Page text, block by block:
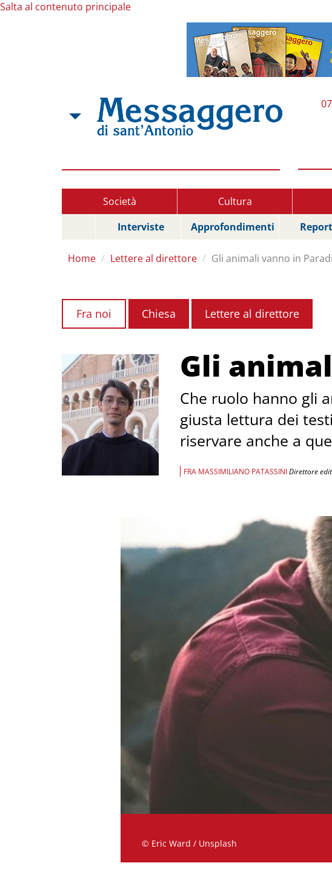
Salta al contenuto principale
Società Cultura
Interviste
Approfondimenti
Home Lettere al direttore Gli animali vanno in
Fra noi Chiesa Lettere al direttore
Gli
Che ruolo hanno gli
giusta lettura dei
riservare anche a
FRA MASSIMILIANO PATASSINIDirettore
© Eric Ward / Unsplash